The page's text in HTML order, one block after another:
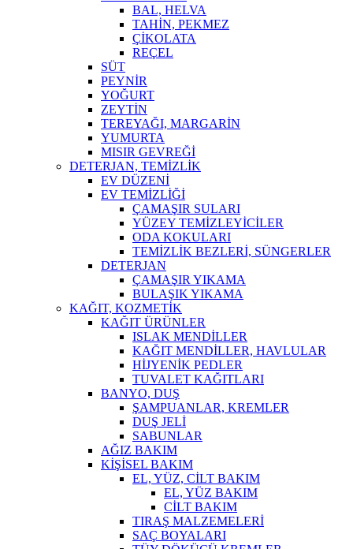
BAL, HELVA
TAHİN, PEKMEZ
ÇİKOLATA
REÇEL
SÜT
PEYNİR
YOĞURT
ZEYTİN
TEREYAĞI, MARGARİN
YUMURTA
MISIR GEVREĞİ
DETERJAN, TEMİZLİK
EV DÜZENİ
EV TEMİZLİĞİ
ÇAMAŞIR SULARI
YÜZEY TEMİZLEYİCİLER
ODA KOKULARI
TEMİZLİK BEZLERİ, SÜNGERLER
DETERJAN
ÇAMAŞIR YIKAMA
BULAŞIK YIKAMA
KAĞIT, KOZMETİK
KAĞIT ÜRÜNLER
ISLAK MENDİLLER
KAĞIT MENDİLLER, HAVLULAR
HİJYENİK PEDLER
TUVALET KAĞITLARI
BANYO, DUŞ
ŞAMPUANLAR, KREMLER
DUŞ JELİ
SABUNLAR
AĞIZ BAKIM
KİŞİSEL BAKIM
EL, YÜZ, CİLT BAKIM
EL, YÜZ BAKIM
CİLT BAKIM
TIRAŞ MALZEMELERİ
SAÇ BOYALARI